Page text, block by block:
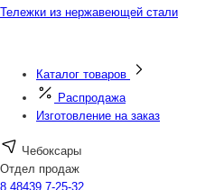
Тележки из нержавеющей стали
Каталог товаров
Распродажа
Изготовление на заказ
Чебоксары
Отдел продаж
8 48439 7-25-32